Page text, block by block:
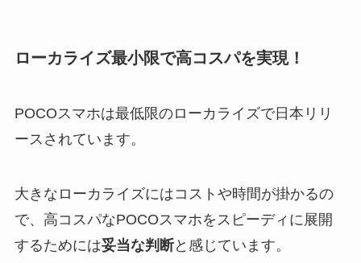
ローカライズ最小限で高コスパを実現！
POCOスマホは最低限のローカライズで日本リリ
ースされています。
大きなローカライズにはコストや時間が掛かるの
で、高コスパなPOCOスマホをスピーディに展開
するためには妥当な判断と感じています。